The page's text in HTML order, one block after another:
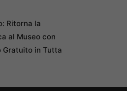
Ritorna la
al Museo con
Gratuito in Tutta